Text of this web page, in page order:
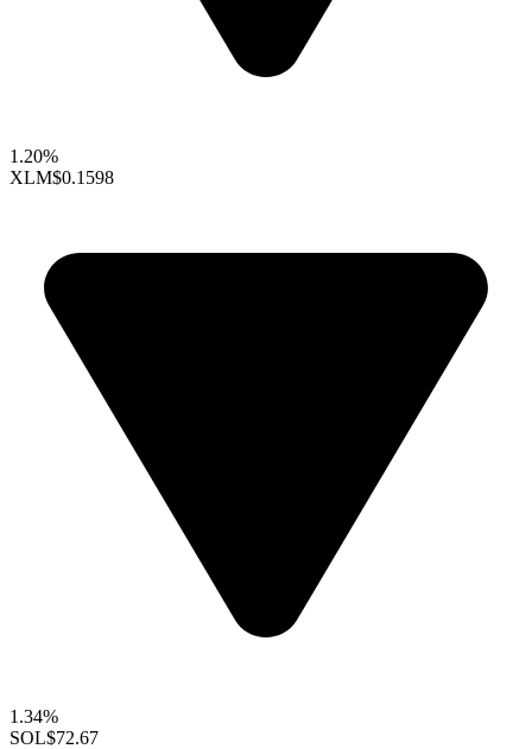
1.20%
XLM$0.1598
1.34%
SOL$72.67